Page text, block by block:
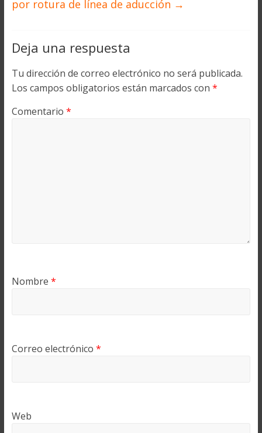
por rotura de línea de aducción →
Deja una respuesta
Tu dirección de correo electrónico no será publicada.
Los campos obligatorios están marcados con *
Comentario *
Nombre *
Correo electrónico *
Web